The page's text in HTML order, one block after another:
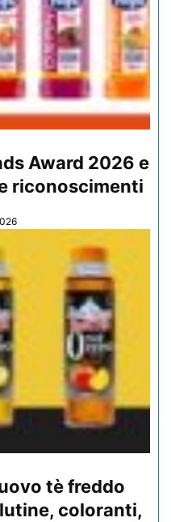
Award 2026 e
riconoscimenti
tè freddo
coloranti,